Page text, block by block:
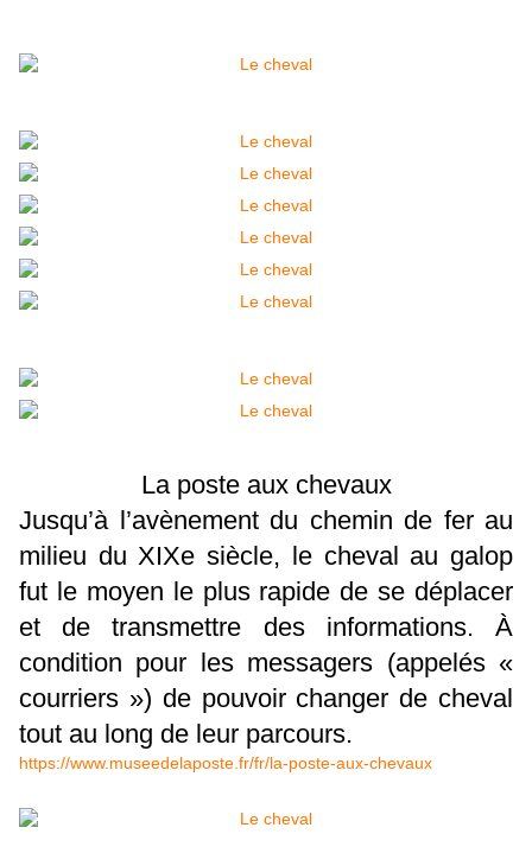
La poste aux chevaux
Jusqu’à l’avènement du chemin de fer au
milieu du XIXe siècle, le cheval au galop
fut le moyen le plus rapide de se déplacer
et de transmettre des informations. À
condition pour les messagers (appelés «
courriers ») de pouvoir changer de cheval
tout au long de leur parcours.
https://www.museedelaposte.fr/fr/la-poste-aux-chevaux